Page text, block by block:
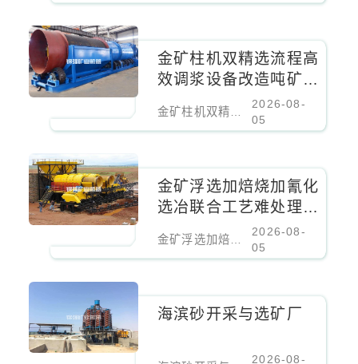
金矿柱机双精选流程高
效调浆设备改造吨矿成
本降低百分之二十
金矿柱机双精选流程高效调浆设备改造吨矿成本降低百分之二十
2026-08-
05
金矿浮选加焙烧加氰化
选冶联合工艺难处理金
金矿浮选加焙烧加氰化选冶联合工艺难处理金矿核心设备
2026-08-
05
海滨砂开采与选矿厂
2026-08-